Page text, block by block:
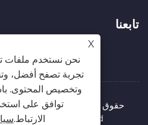
تابعنا
Automobile Co., Ltd. جميع الحقوق محفوظة.
X
نحن نستخدم ملفات
تجربة تصفح أفضل،
وتخصيص المحتوى.
توافق على
الارتباط.